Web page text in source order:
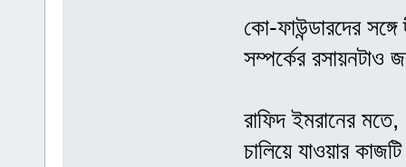
কো-ফাউন্ডারদের
সম্পর্কের রসায়নটাও
রাফিদ ইমরানের
চালিয়ে যাওয়ার